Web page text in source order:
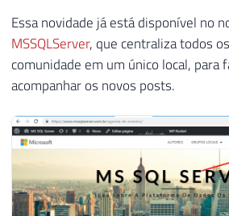
Essa novidade já está disponível no
MSSQLServer, que centraliza todos
comunidade em um único local, para
acompanhar os novos posts.